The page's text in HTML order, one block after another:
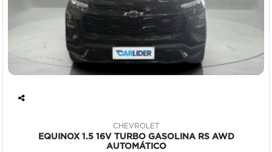
CHEVROLET
EQUINOX 1.5 16V TURBO GASOLINA RS AWD
AUTOMÁTICO